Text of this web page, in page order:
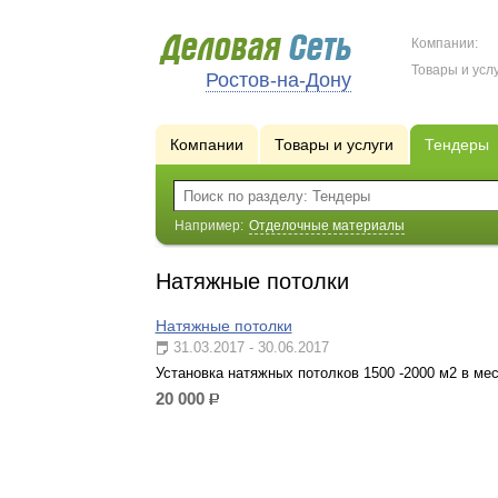
Ростов-на-Дону
Компании:
Товары и
Компании Товары и услуги Тендеры
Например: Отделочные материалы
Натяжные потолки
Натяжные потолки
31.03.2017 - 30.06.2017
Установка натяжных потолков 1500 -2000 м2 в
20 000 р.